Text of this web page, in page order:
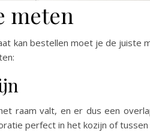
meten
kan bestellen moet je de juiste
raam valt, en er dus een
perfect in het kozijn of tussen